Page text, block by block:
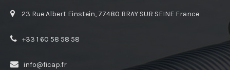
23 Rue Albert Einstein, 77480 BRAY SUR SEINE France
+33 1 60 58 58 58
info@ficap.fr